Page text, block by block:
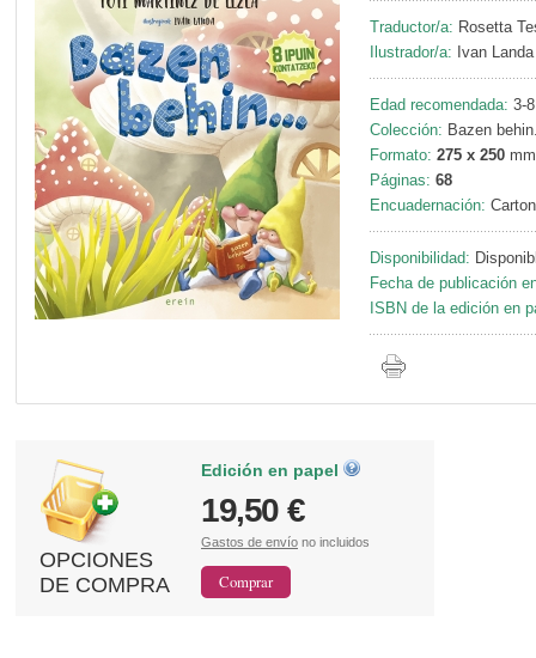
Traductor/a: Rosetta
Ilustrador/a: Ivan Landa
Edad recomendada: 3-
Colección: Bazen
Formato: 275 x 250 mm
Páginas: 68
Encuadernación:
Disponibilidad:
Fecha de publicación
ISBN de la edición en
OPCIONES
DE COMPRA
Edición en papel
19,50 €
Gastos de envío no incluidos